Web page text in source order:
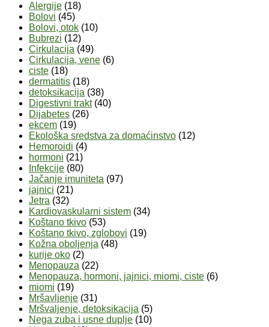
Alergije (18)
Bolovi (45)
Bolovi, otok (10)
Bubrezi (12)
Cirkulacija (49)
Cirkulacija, vene (6)
ciste (18)
dermatitis (18)
detoksikacija (38)
Digestivni trakt (40)
Dijabetes (26)
ekcem (19)
Ekološka sredstva za domaćinstvo (12)
Hemoroidi (4)
hormoni (21)
Infekcije (80)
Jačanje imuniteta (97)
jajnici (21)
Jetra (32)
Kardiovaskularni sistem (34)
Koštano tkivo (53)
Koštano tkivo, zglobovi (19)
Kožna oboljenja (48)
kurije oko (2)
Menopauza (22)
Menopauza, hormoni, jajnici, miomi, ciste (6)
miomi (19)
Mršavljenje (31)
Mršvaljenje, detoksikacija (5)
Nega zuba i usne duplje (10)